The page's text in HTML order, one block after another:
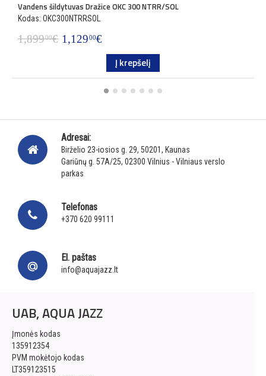
Vandens šildytuvas Dražice OKC 300 NTRR/SOL
Kodas: OKC300NTRRSOL
1,89900€ 1,12900€
Į krepšelį
Adresai:
Birželio 23-iosios g. 29, 50201, Kaunas
Gariūnų g. 57A/25, 02300 Vilnius - Vilniaus verslo
parkas
Telefonas
+370 620 99111
El. paštas
info@aquajazz.lt
UAB, AQUA JAZZ
Įmonės kodas
135912354
PVM mokėtojo kodas
LT359123515